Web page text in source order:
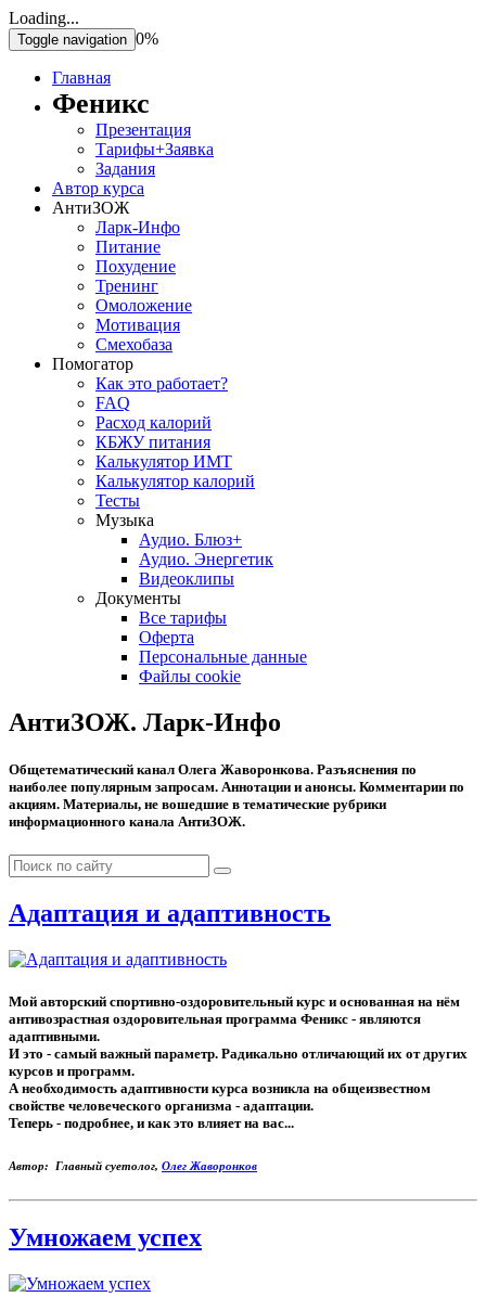
Loading...
Toggle navigation 0%
Главная
Феникс
Презентация
Тарифы+Заявка
Задания
Автор курса
АнтиЗОЖ
Ларк-Инфо
Питание
Похудение
Тренинг
Омоложение
Мотивация
Смехобаза
Помогатор
Как это работает?
FAQ
Расход калорий
КБЖУ питания
Калькулятор ИМТ
Калькулятор калорий
Тесты
Музыка
Аудио. Блюз+
Аудио. Энергетик
Видеоклипы
Документы
Все тарифы
Оферта
Персональные данные
Файлы cookie
АнтиЗОЖ. Ларк-Инфо
Общетематический канал Олега Жаворонкова. Разъяснения по
наиболее популярным запросам. Аннотации и анонсы. Комментарии по
акциям. Материалы, не вошедшие в тематические рубрики
информационного канала АнтиЗОЖ.
Адаптация и адаптивность
Мой авторский спортивно-оздоровительный курс и основанная на нём
антивозрастная оздоровительная программа Феникс - являются
адаптивными.
И это - самый важный параметр. Радикально отличающий их от других
курсов и программ.
А необходимость адаптивности курса возникла на общеизвестном
свойстве человеческого организма - адаптации.
Теперь - подробнее, и как это влияет на вас...
Автор: Главный суетолог, Олег Жаворонков
Умножаем успех